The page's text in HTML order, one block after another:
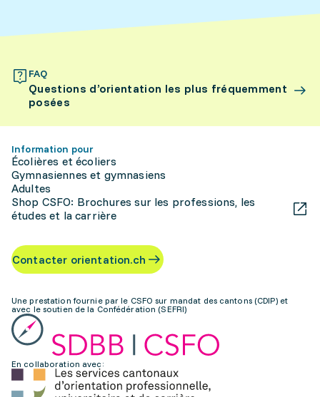
FAQ
Questions d’orientation les plus fréquemment
posées
Information pour
Écolières et écoliers
Gymnasiennes et gymnasiens
Adultes
Shop CSFO: Brochures sur les professions, les
études et la carrière
Contacter orientation.ch
Une prestation fournie par le CSFO sur mandat des cantons (CDIP) et
avec le soutien de la Confédération (SEFRI)
En collaboration avec: